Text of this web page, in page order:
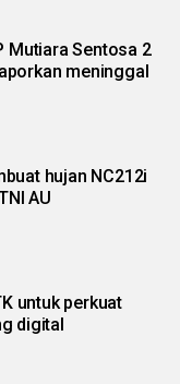
Mutiara Sentosa 2
meninggal
hujan NC212i
AU
untuk perkuat
digital